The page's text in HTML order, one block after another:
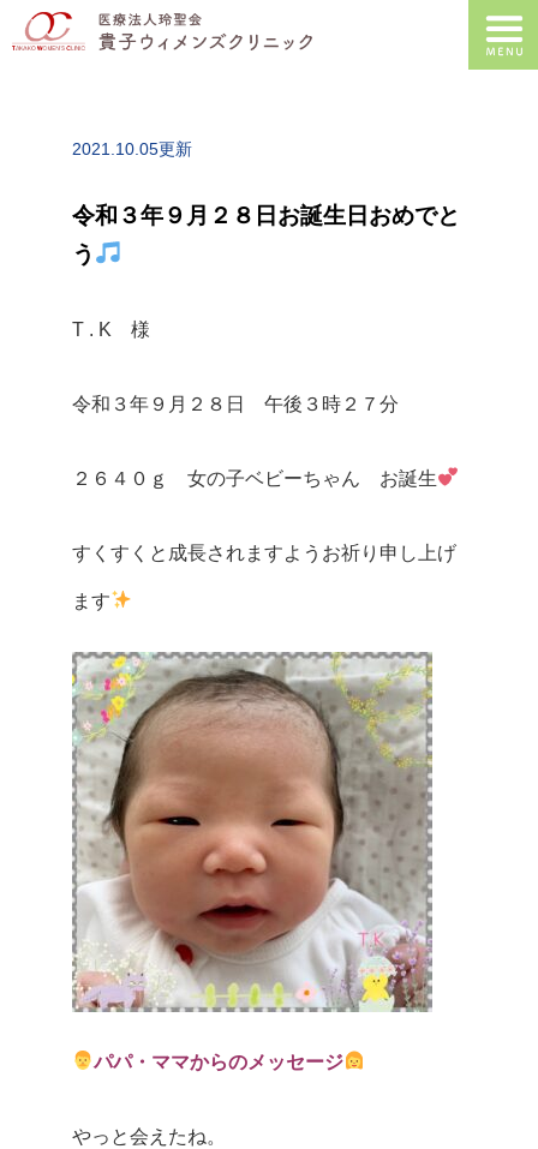
2021.10.05更新
令和３年９月２８日お誕生日おめでと
う
T . K 様
令和３年９月２８日 午後３時２７分
２６４０ｇ 女の子ベビーちゃん お誕生
すくすくと成長されますようお祈り申し上げ
ます
パパ・ママからのメッセージ
やっと会えたね。